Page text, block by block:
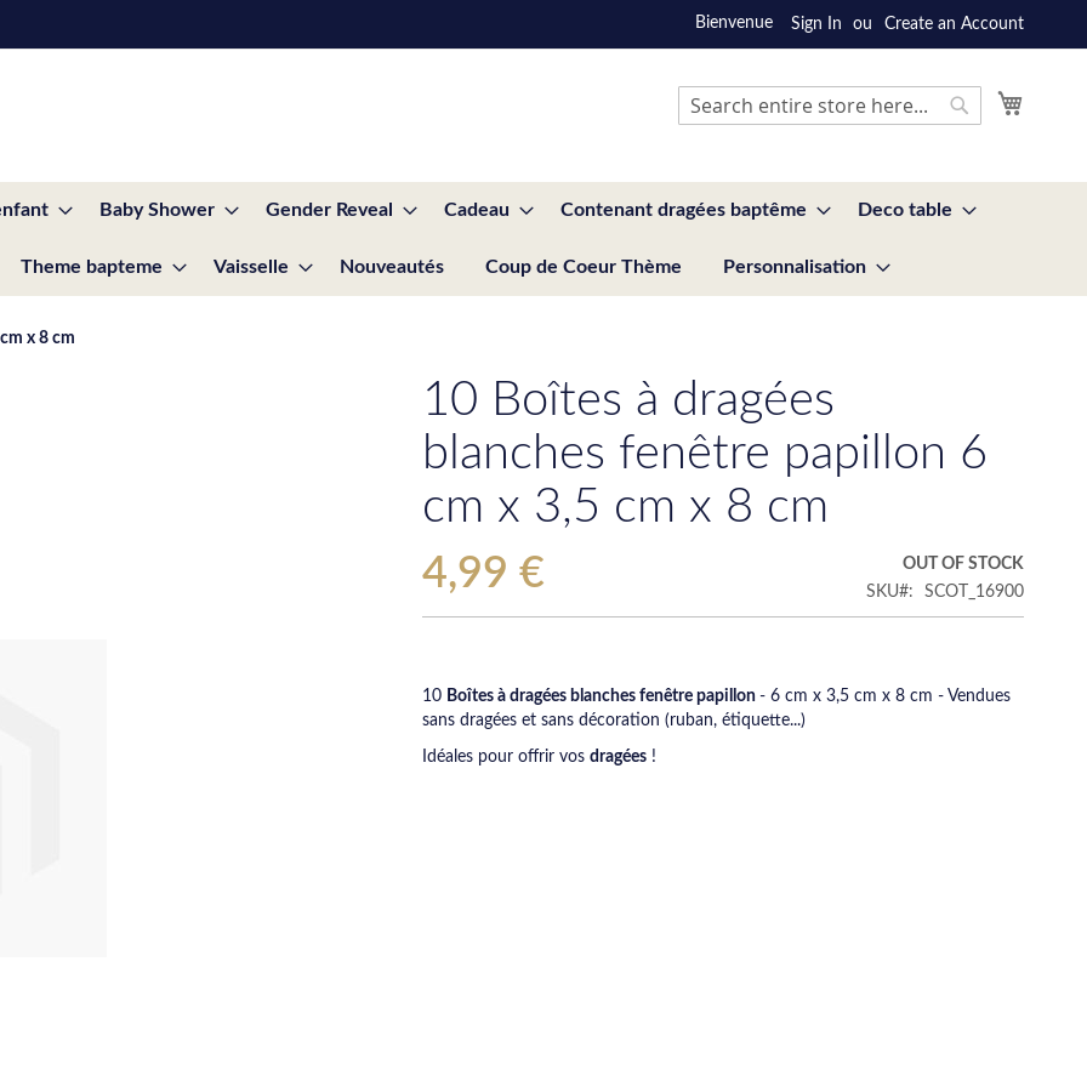
Bienvenue Sign In Create an Account
Search
Baby Shower Gender Reveal Cadeau Contenant dragées baptême Deco table
Theme bapteme Vaisselle Nouveautés Coup de Coeur Thème Personnalisation
x 8 cm
10 Boîtes à dragées
blanches fenêtre papillon 6
cm x 3,5 cm x 8 cm
4,99 €
OUT OF STOCK
SKU
SCOT_16900
10 Boîtes à dragées blanches fenêtre papillon - 6 cm x 3,5 cm x 8 cm - Vendues
sans dragées et sans décoration (ruban, étiquette...)
Idéales pour offrir vos dragées !